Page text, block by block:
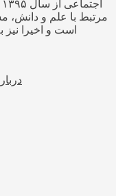
مرتبط با علم و دانش،
است و اخیرا